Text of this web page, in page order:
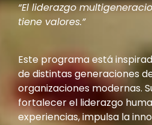
“El liderazgo
tiene valores.”
Este programa está
de distintas generaciones
organizaciones modernas.
fortalecer el liderazgo
experiencias, impulsa la